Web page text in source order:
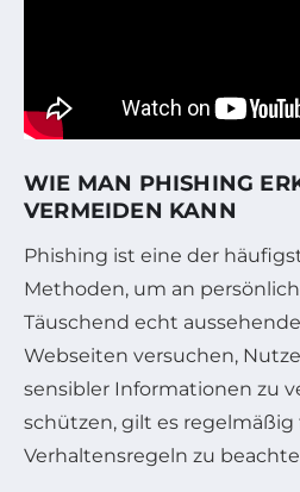
WIE MAN PHISHING
VERMEIDEN KANN
Phishing ist eine der
Methoden, um an
Täuschend echt
Webseiten versuchen,
sensibler Informationen zu
schützen, gilt es regelmäßig
Verhaltensregeln zu